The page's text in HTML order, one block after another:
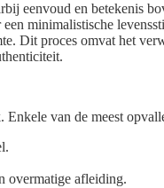
eenvoud en betekenis
minimalistische
Dit proces omvat het
van de meest
overmatige afleiding.